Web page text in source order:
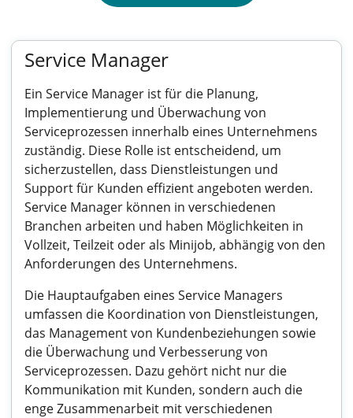
Service Manager
Ein Service Manager ist für die Planung,
Implementierung und Überwachung von
Serviceprozessen innerhalb eines Unternehmens
zuständig. Diese Rolle ist entscheidend, um
sicherzustellen, dass Dienstleistungen und
Support für Kunden effizient angeboten werden.
Service Manager können in verschiedenen
Branchen arbeiten und haben Möglichkeiten in
Vollzeit, Teilzeit oder als Minijob, abhängig von den
Anforderungen des Unternehmens.
Die Hauptaufgaben eines Service Managers
umfassen die Koordination von Dienstleistungen,
das Management von Kundenbeziehungen sowie
die Überwachung und Verbesserung von
Serviceprozessen. Dazu gehört nicht nur die
Kommunikation mit Kunden, sondern auch die
enge Zusammenarbeit mit verschiedenen